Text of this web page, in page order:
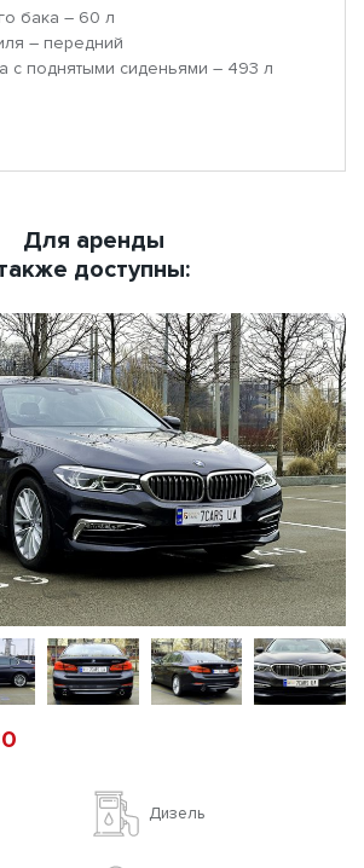
бака – 60 л
– передний
с поднятыми сиденьями – 493 л
Для аренды
доступны:
Дизель